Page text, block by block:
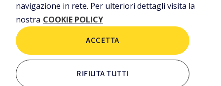
POLICIES
Termini e condizioni
ALTRI LINK
navigazione in rete. Per ulteriori dettagli visita la
nostra COOKIE POLICY
RIFIUTA TUTTI
ACCETTA